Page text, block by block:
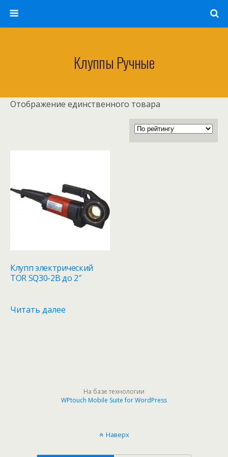
Клуппы Ручные
Отображение единственного товара
Клупп электрический
TOR SQ30-2B до 2″
Читать далее
На базе технологии
WPtouch Mobile Suite for WordPress
Наверх